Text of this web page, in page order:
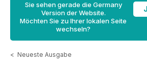
Sie sehen gerade die Germany
Version der Website.
Möchten Sie zu Ihrer lokalen Seite
wechseln?
< Neueste Ausgabe